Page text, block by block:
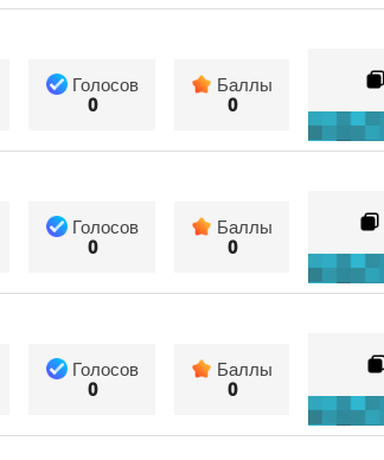
Голосов
0
Баллы
0
Голосов
0
Баллы
0
Голосов
0
Баллы
0